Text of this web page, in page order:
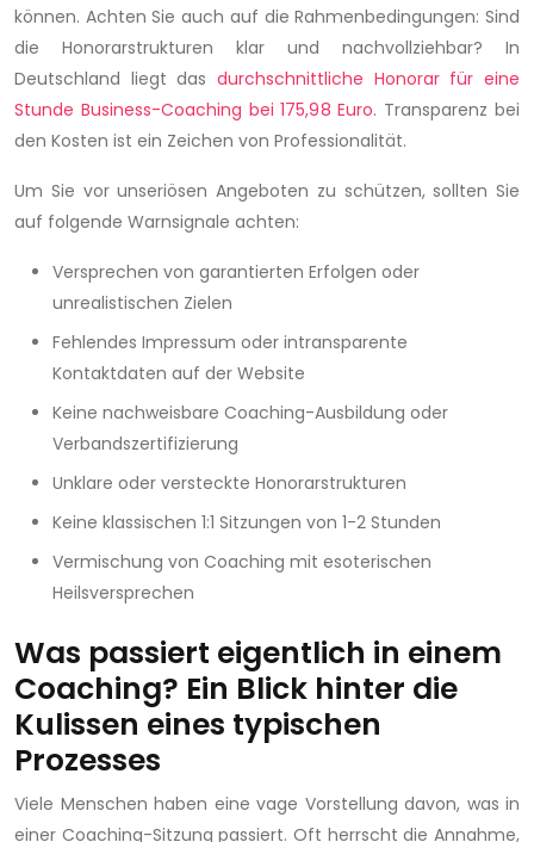
können. Achten Sie auch auf die Rahmenbedingungen: Sind
die Honorarstrukturen klar und nachvollziehbar? In
Deutschland liegt das durchschnittliche Honorar für eine
Stunde Business-Coaching bei 175,98 Euro. Transparenz bei
den Kosten ist ein Zeichen von Professionalität.
Um Sie vor unseriösen Angeboten zu schützen, sollten Sie
auf folgende Warnsignale achten:
Versprechen von garantierten Erfolgen oder
unrealistischen Zielen
Fehlendes Impressum oder intransparente
Kontaktdaten auf der Website
Keine nachweisbare Coaching-Ausbildung oder
Verbandszertifizierung
Unklare oder versteckte Honorarstrukturen
Keine klassischen 1:1 Sitzungen von 1-2 Stunden
Vermischung von Coaching mit esoterischen
Heilsversprechen
Was passiert eigentlich in einem
Coaching? Ein Blick hinter die
Kulissen eines typischen
Prozesses
Viele Menschen haben eine vage Vorstellung davon, was in
einer Coaching-Sitzung passiert. Oft herrscht die Annahme,